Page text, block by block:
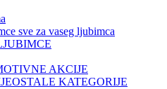
AKCIJE
OSTALE KATEGORIJE